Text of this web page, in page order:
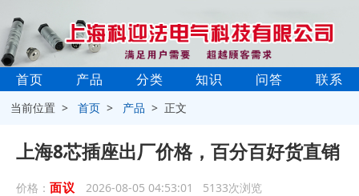
首页 产品 分类 知识 问答 联系
当前位置 >首页 > 产品 > 正文
上海8芯插座出厂价格，百分百好货直销
价格： 面议 2026-08-05 04:53:01 5133次浏览